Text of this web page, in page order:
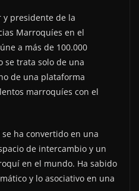
y presidente de la
Marroquíes en el
a más de 100.000
se trata solo de una
de una plataforma
marroquíes con el
ha convertido en una
de intercambio y un
en el mundo. Ha sabido
y lo asociativo en una